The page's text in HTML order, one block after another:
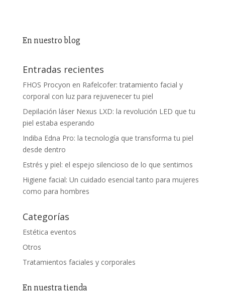
En nuestro blog
Entradas recientes
FHOS Procyon en Rafelcofer: tratamiento facial y
corporal con luz para rejuvenecer tu piel
Depilación láser Nexus LXD: la revolución LED que tu
piel estaba esperando
Indiba Edna Pro: la tecnología que transforma tu piel
desde dentro
Estrés y piel: el espejo silencioso de lo que sentimos
Higiene facial: Un cuidado esencial tanto para mujeres
como para hombres
Categorías
Estética eventos
Otros
Tratamientos faciales y corporales
En nuestra tienda